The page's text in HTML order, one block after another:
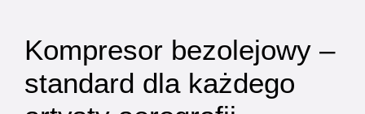
Kompresor bezolejowy –
standard dla każdego